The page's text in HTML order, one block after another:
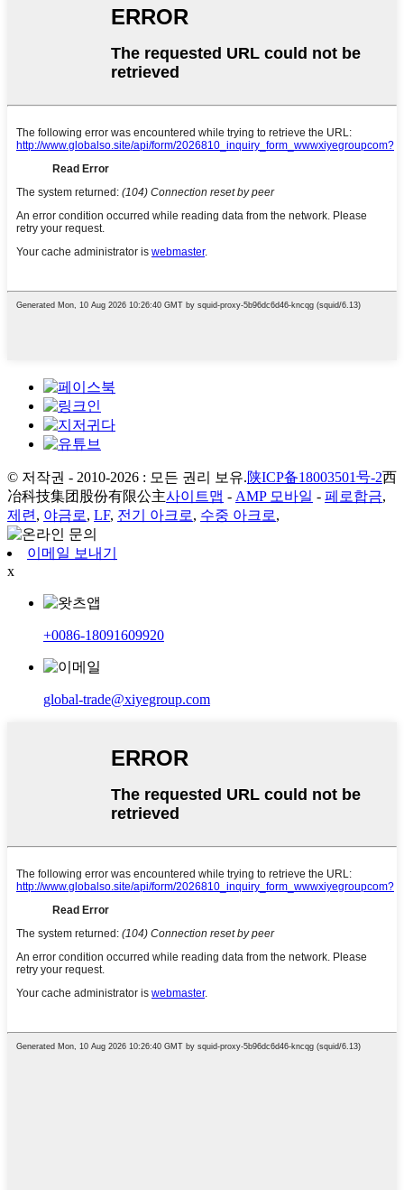
© 저작권 - 2010-2026 : 모든 권리 보유.陕ICP备18003501号-2西
冶科技集团股份有限公主사이트맵 - AMP 모바일 - 페로합금,
제련, 야금로, LF, 전기 아크로, 수중 아크로,
이메일 보내기
x
+0086-18091609920
global-trade@xiyegroup.com